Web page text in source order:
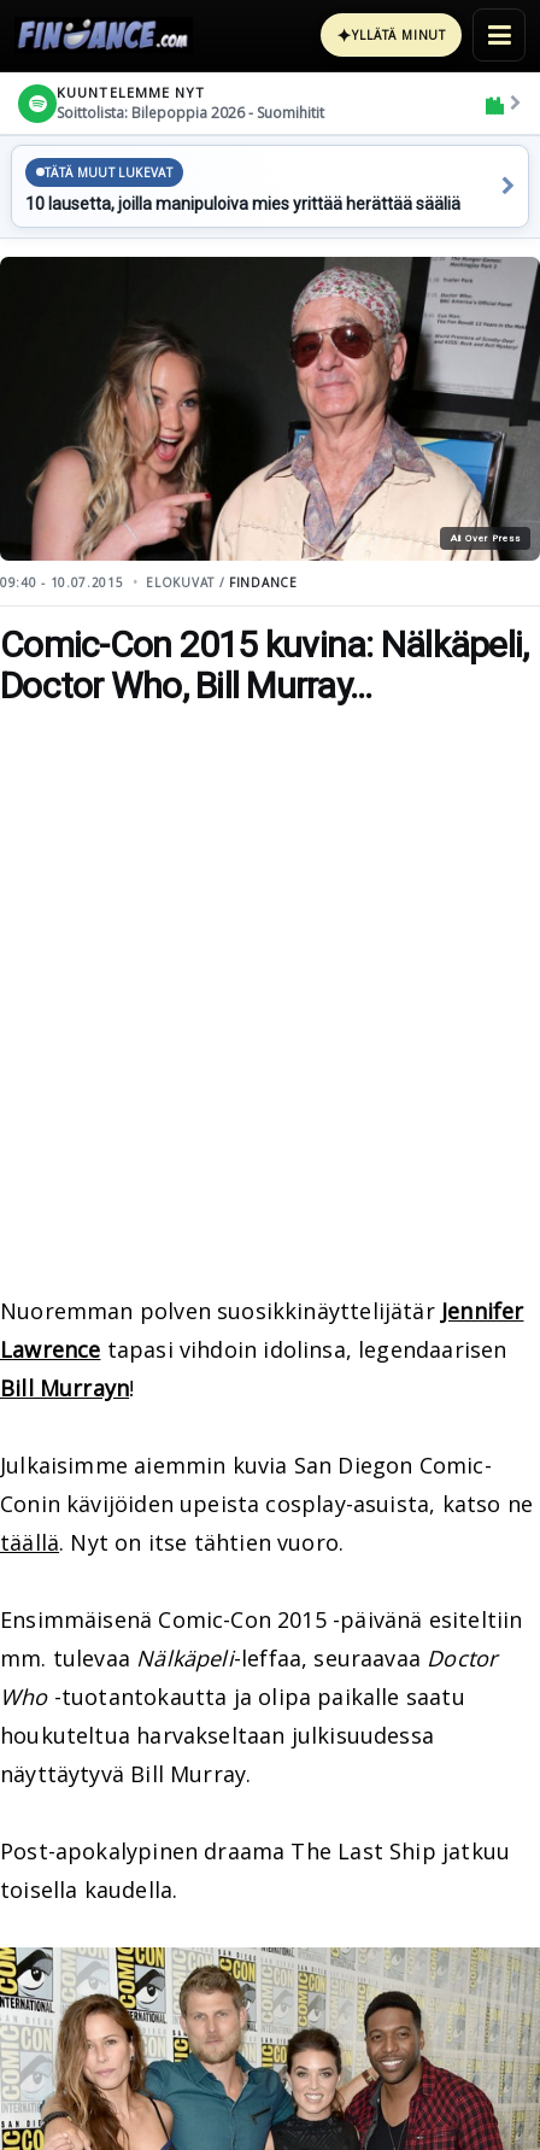
✦YLLÄTÄ MINUT
KUUNTELEMME NYT
Soittolista: Bilepoppia 2026 - Suomihitit
TÄTÄ MUUT LUKEVAT
10 lausetta, joilla manipuloiva mies yrittää herättää sääliä
All Over Press
09:40 - 10.07.2015 ELOKUVAT / FINDANCE
Comic-Con 2015 kuvina: Nälkäpeli,
Doctor Who, Bill Murray...
Nuoremman polven suosikkinäyttelijätär Jennifer
Lawrence tapasi vihdoin idolinsa, legendaarisen
Bill Murrayn!
Julkaisimme aiemmin kuvia San Diegon Comic-
Conin kävijöiden upeista cosplay-asuista, katso ne
täällä. Nyt on itse tähtien vuoro.
Ensimmäisenä Comic-Con 2015 -päivänä esiteltiin
mm. tulevaa Nälkäpeli-leffaa, seuraavaa Doctor
Who-tuotantokautta ja olipa paikalle saatu
houkuteltua harvakseltaan julkisuudessa
näyttäytyvä Bill Murray.
Post-apokalypinen draama The Last Ship jatkuu
toisella kaudella.